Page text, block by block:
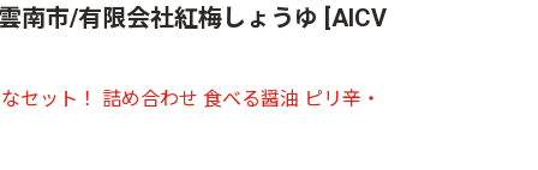
南市/有限会社紅梅しょうゆ [AICV
セット！ 詰め合わせ 食べる醤油 ピリ辛・